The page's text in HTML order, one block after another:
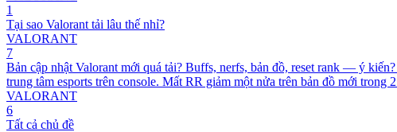
1
Tại sao Valorant tải lâu thế nhỉ?
VALORANT
7
Bản cập nhật Valorant mới quá tải? Buffs, nerfs, bản đồ, reset rank — ý
trung tâm esports trên console. Mất RR giảm một nửa trên bản đồ mới
VALORANT
6
Tất cả chủ đề